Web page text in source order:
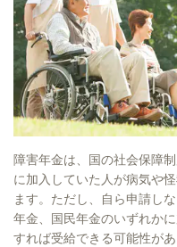
障害年金は、国の社会保障
に加入していた人が病気や
ます。ただし、自ら申請し
年金、国民年金のいずれか
すれば受給できる可能性があ